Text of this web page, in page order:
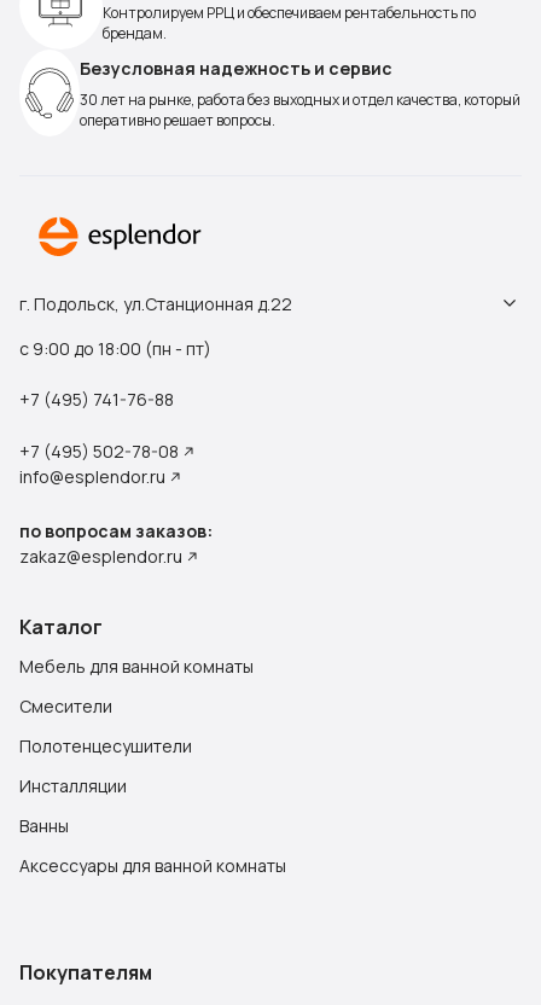
Контролируем РРЦ и обеспечиваем рентабельность по
брендам.
Безусловная надежность и сервис
30 лет на рынке, работа без выходных и отдел качества, который
оперативно решает вопросы.
г. Подольск, ул.Станционная д.22
с 9:00 до 18:00 (пн - пт)
+7 (495) 741-76-88
+7 (495) 502-78-08
info@esplendor.ru
по вопросам заказов:
zakaz@esplendor.ru
Каталог
Мебель для ванной комнаты
Смесители
Полотенцесушители
Инсталляции
Ванны
Аксессуары для ванной комнаты
Покупателям